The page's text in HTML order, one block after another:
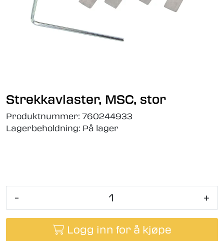
Strekkavlaster, MSC, stor
Produktnummer: 760244933
Lagerbeholdning: På lager
- +
Logg inn for å kjøpe